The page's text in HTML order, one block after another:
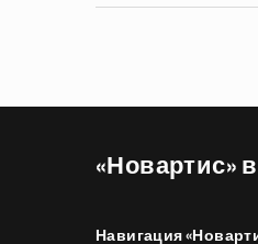
«Новартис»
Навигация